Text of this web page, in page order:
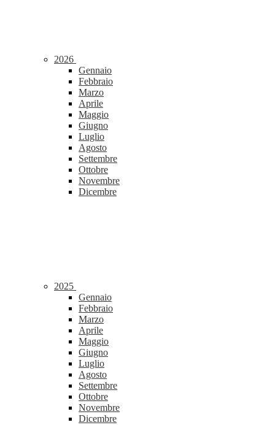
2026
Gennaio
Febbraio
Marzo
Aprile
Maggio
Giugno
Luglio
Agosto
Settembre
Ottobre
Novembre
Dicembre
2025
Gennaio
Febbraio
Marzo
Aprile
Maggio
Giugno
Luglio
Agosto
Settembre
Ottobre
Novembre
Dicembre